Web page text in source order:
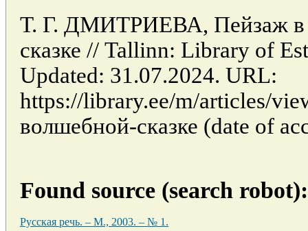
Т. Г. ДМИТРИЕВА, Пейзаж в
сказке // Tallinn: Library of
Updated: 31.07.2024. URL:
https://library.ee/m/articles/
волшебной-сказке (date of
Found source (search robot):
Русская речь. – М., 2003. – № 1.